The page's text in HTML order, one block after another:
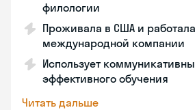
филологии
Проживала в США и
международной компании
Использует
эффективного обучения
Читать дальше